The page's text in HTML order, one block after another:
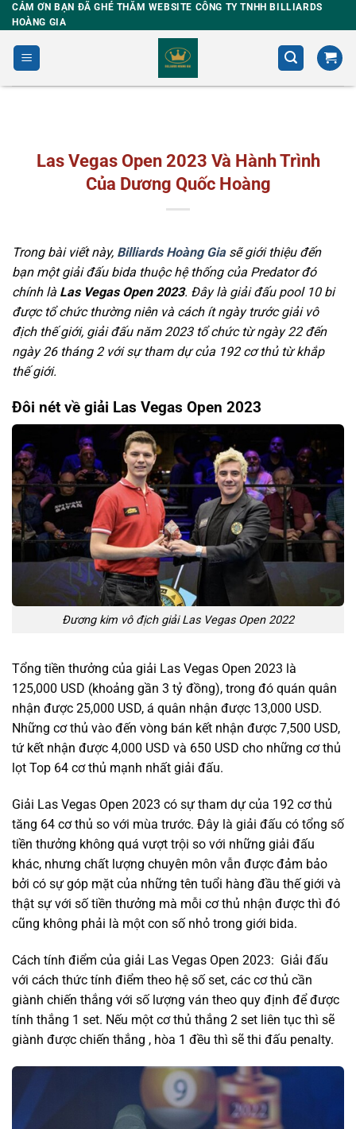
Skip
to
content
CẢM ƠN BẠN ĐÃ GHÉ THĂM WEBSITE CÔNG TY TNHH BILLIARDS
HOÀNG GIA
Las Vegas Open 2023 Và Hành Trình
Của Dương Quốc Hoàng
Trong bài viết này, Billiards Hoàng Giasẽ giới thiệu đến
bạn một giải đấu bida thuộc hệ thống của Predator đó
chính là Las Vegas Open 2023. Đây là giải đấu pool 10 bi
được tổ chức thường niên và cách ít ngày trước giải vô
địch thế giới, giải đấu năm 2023 tổ chức từ ngày 22 đến
ngày 26 tháng 2 với sự tham dự của 192 cơ thủ từ khắp
thế giới.
Đôi nét về giải Las Vegas Open 2023
Đương kim vô địch giải Las Vegas Open 2022
Tổng tiền thưởng của giải Las Vegas Open 2023 là
125,000 USD (khoảng gần 3 tỷ đồng), trong đó quán quân
nhận được 25,000 USD, á quân nhận được 13,000 USD.
Những cơ thủ vào đến vòng bán kết nhận được 7,500 USD,
tứ kết nhận được 4,000 USD và 650 USD cho những cơ thủ
lọt Top 64 cơ thủ mạnh nhất giải đấu.
Giải Las Vegas Open 2023 có sự tham dự của 192 cơ thủ
tăng 64 cơ thủ so với mùa trước. Đây là giải đấu có tổng số
tiền thưởng không quá vượt trội so với những giải đấu
khác, nhưng chất lượng chuyên môn vẫn được đảm bảo
bởi có sự góp mặt của những tên tuổi hàng đầu thế giới và
thật sự với số tiền thưởng mà mỗi cơ thủ nhận được thì đó
cũng không phải là một con số nhỏ trong giới bida.
Cách tính điểm của giải Las Vegas Open 2023: Giải đấu
với cách thức tính điểm theo hệ số set, các cơ thủ cần
giành chiến thắng với số lượng ván theo quy định để được
tính thắng 1 set. Nếu một cơ thủ thắng 2 set liên tục thì sẽ
giành được chiến thắng , hòa 1 đều thì sẽ thi đấu penalty.